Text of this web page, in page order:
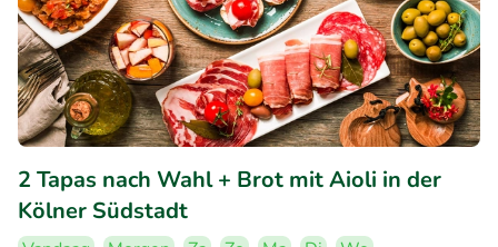
2 Tapas nach Wahl + Brot mit Aioli in der
Kölner Südstadt